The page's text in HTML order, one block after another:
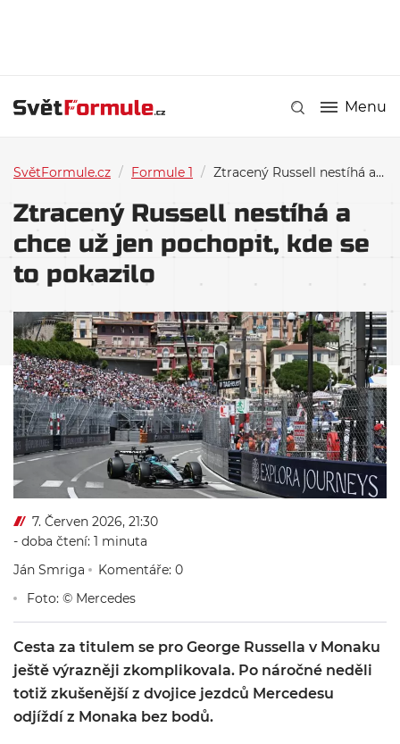
Menu
SvětFormule.cz / Formule 1 / Ztracený Russell nestíhá a chce už jen pochopit, kde se to pokazilo
Ztracený Russell nestíhá a
chce už jen pochopit, kde se
to pokazilo
7. Červen 2026, 21:30
- doba čtení: 1 minuta
Ján Smriga
Komentáře: 0
Foto: © Mercedes
Cesta za titulem se pro George Russella v Monaku
ještě výrazněji zkomplikovala. Po náročné neděli
totiž zkušenější z dvojice jezdců Mercedesu
odjíždí z Monaka bez bodů.